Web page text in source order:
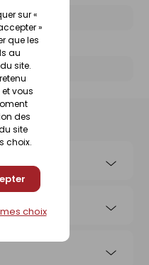
sur «
»
que les
au
site.
vous
des
site
choix.
choix
:25620535